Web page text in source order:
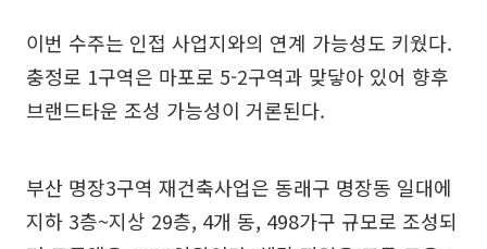
이번 수주는 인접 사업지와의 연계 가능성도 키웠다.
충정로 1구역은 마포로 5-2구역과 맞닿아 있어 향후
브랜드타운 조성 가능성이 거론된다.
부산 명장3구역 재건축사업은 동래구 명장동 일대에
지하 3층~지상 29층, 4개 동, 498가구 규모로 조성되